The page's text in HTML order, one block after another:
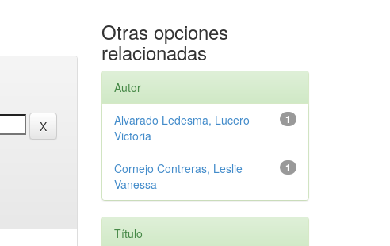
Otras opciones
relacionadas
Autor
1
Alvarado Ledesma, Lucero
Victoria
1
Cornejo Contreras, Leslie
Vanessa
Título